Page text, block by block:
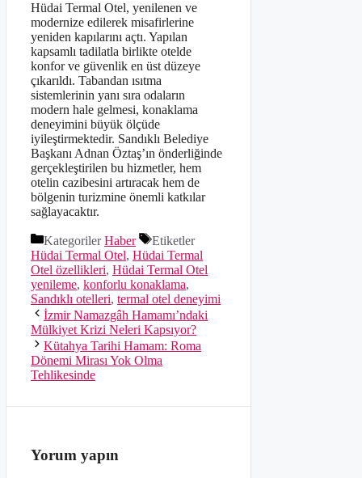
Hüdai Termal Otel, yenilenen ve
modernize edilerek misafirlerine
yeniden kapılarını açtı. Yapılan
kapsamlı tadilatla birlikte otelde
konfor ve güvenlik en üst düzeye
çıkarıldı. Tabandan ısıtma
sistemlerinin yanı sıra odaların
modern hale gelmesi, konaklama
deneyimini büyük ölçüde
iyileştirmektedir. Sandıklı Belediye
Başkanı Adnan Öztaş’ın önderliğinde
gerçekleştirilen bu hizmetler, hem
otelin cazibesini artıracak hem de
bölgenin turizmine önemli katkılar
sağlayacaktır.
KategorilerHaber
Etiketler
Hüdai Termal Otel, Hüdai Termal
Otel özellikleri, Hüdai Termal Otel
yenileme, konforlu konaklama,
Sandıklı otelleri, termal otel deneyimi
İzmir Namazgâh Hamamı’ndaki
Mülkiyet Krizi Neleri Kapsıyor?
Kütahya Tarihi Hamam: Roma
Dönemi Mirası Yok Olma
Tehlikesinde
Yorum yapın